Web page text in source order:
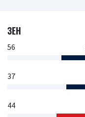
ЗЕН
56
37
44